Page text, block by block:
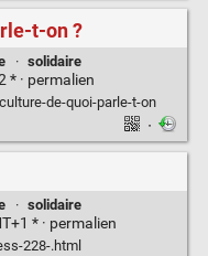
t-on ?
· solidaire
* · permalien
de-quoi-parle-t-on
·
· solidaire
* · permalien
228-.html